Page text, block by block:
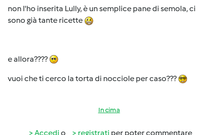
non l'ho inserita Lully, è un semplice pane di semola, ci
sono già tante ricette
e allora????
vuoi che ti cerco la torta di nocciole per caso???
In cima
Accedi o registrati per poter commentare